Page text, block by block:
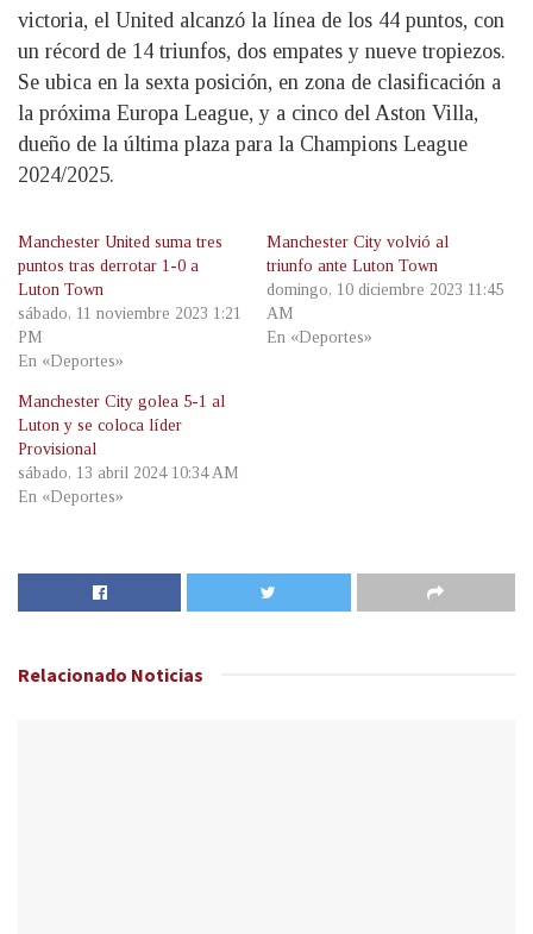
victoria, el United alcanzó la línea de los 44 puntos, con
un récord de 14 triunfos, dos empates y nueve tropiezos.
Se ubica en la sexta posición, en zona de clasificación a
la próxima Europa League, y a cinco del Aston Villa,
dueño de la última plaza para la Champions League
2024/2025.
Manchester United suma tres
puntos tras derrotar 1-0 a
Luton Town
sábado, 11 noviembre 2023 1:21
PM
En «Deportes»
Manchester City volvió al
triunfo ante Luton Town
domingo, 10 diciembre 2023 11:45
AM
En «Deportes»
Manchester City golea 5-1 al
Luton y se coloca líder
Provisional
sábado, 13 abril 2024 10:34 AM
En «Deportes»
Relacionado Noticias